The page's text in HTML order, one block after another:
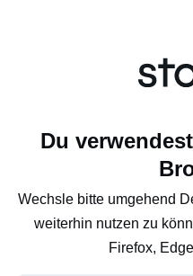
Du
Wechsle bitte umgehend
weiterhin nutzen zu
Firefox,